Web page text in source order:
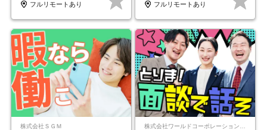
フルリモートあり
フルリモートあり
株式会社ＳＧＭ